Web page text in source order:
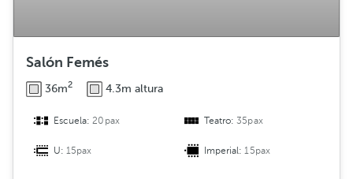
Salón Femés
36m2 4.3m altura
Escuela:20pax Teatro:35pax
U:15pax Imperial:15pax